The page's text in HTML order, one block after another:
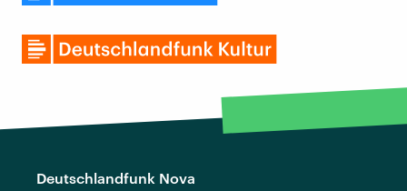
Deutschlandfunk Nova